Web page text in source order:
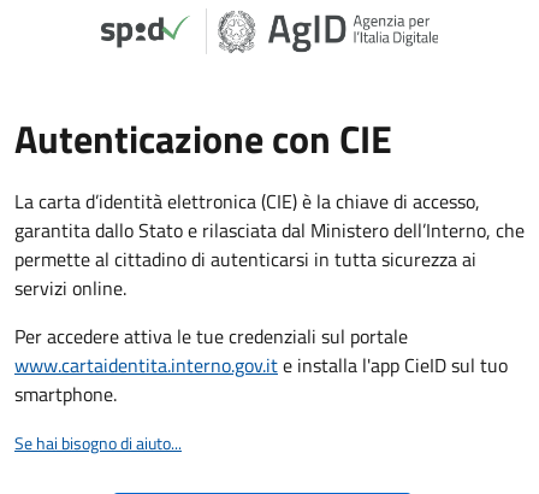
Autenticazione con CIE
La carta d’identità elettronica (CIE) è la chiave di accesso,
garantita dallo Stato e rilasciata dal Ministero dell’Interno, che
permette al cittadino di autenticarsi in tutta sicurezza ai
servizi online.
Per accedere attiva le tue credenziali sul portale
www.cartaidentita.interno.gov.ite installa l'app CieID sul tuo
smartphone.
Se hai bisogno di aiuto...